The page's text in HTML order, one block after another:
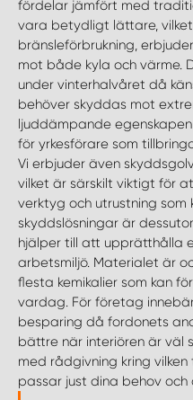
fördelar jämfört med
vara betydligt lättare,
bränsleförbrukning,
mot både kyla och värme.
under vinterhalvåret då
behöver skyddas mot
ljuddämpande
för yrkesförare som
Vi erbjuder även
vilket är särskilt viktigt för
verktyg och utrustning
skyddslösningar är
hjälper till att upprätthålla
arbetsmiljö. Materialet är
flesta kemikalier som kan
vardag. För företag
besparing då fordonets
bättre när interiören är väl
med rådgivning kring
passar just dina behov och